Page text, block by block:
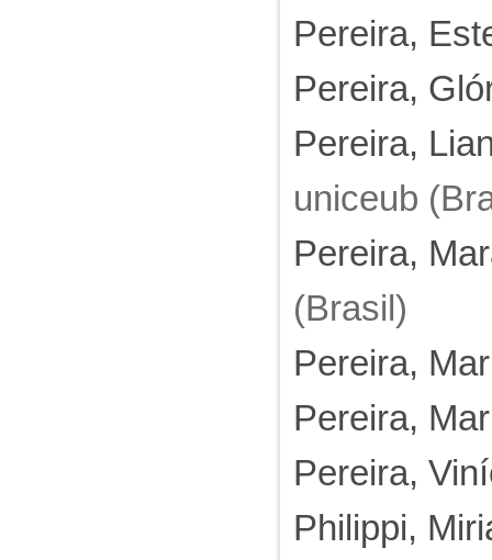
Pereira,
Pereira,
Pereira,
uniceub
Pereira,
(Brasil)
Pereira,
Pereira,
Pereira,
Philippi,